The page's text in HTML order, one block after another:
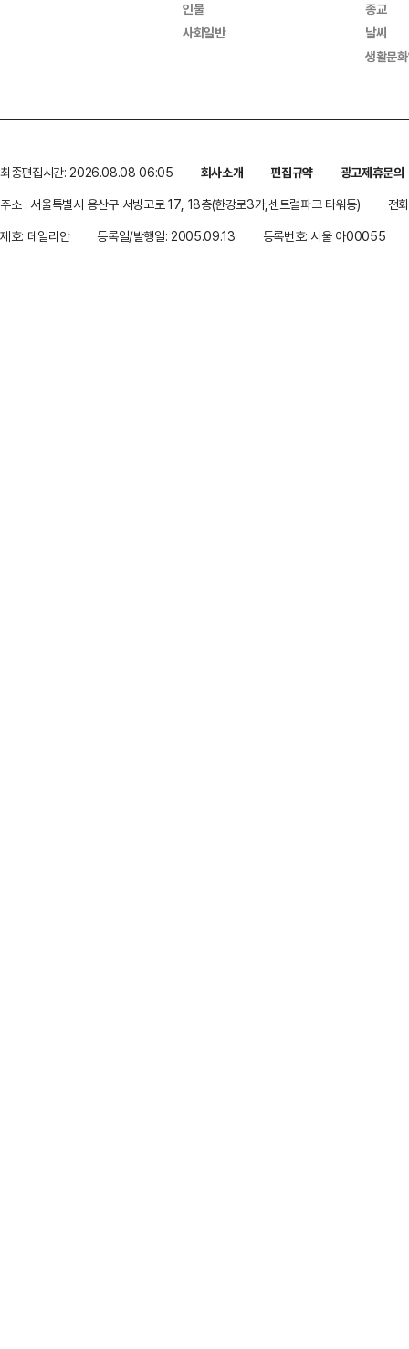
인물
사회일반
종교
날씨
생활문
최종편집시간: 2026.08.08 06:05 회사소개 편집규약
광고제휴문의
주소 : 서울특별시 용산구 서빙고로 17, 18층(한강로3가,센트럴파크 타워동)
전
제호: 데일리안
등록일/발행일: 2005.09.13 등록번호: 서울 아00055